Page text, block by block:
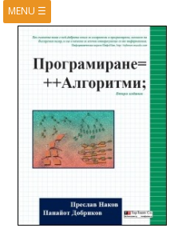
MENU ☰
VIDEOS
CONTACTS